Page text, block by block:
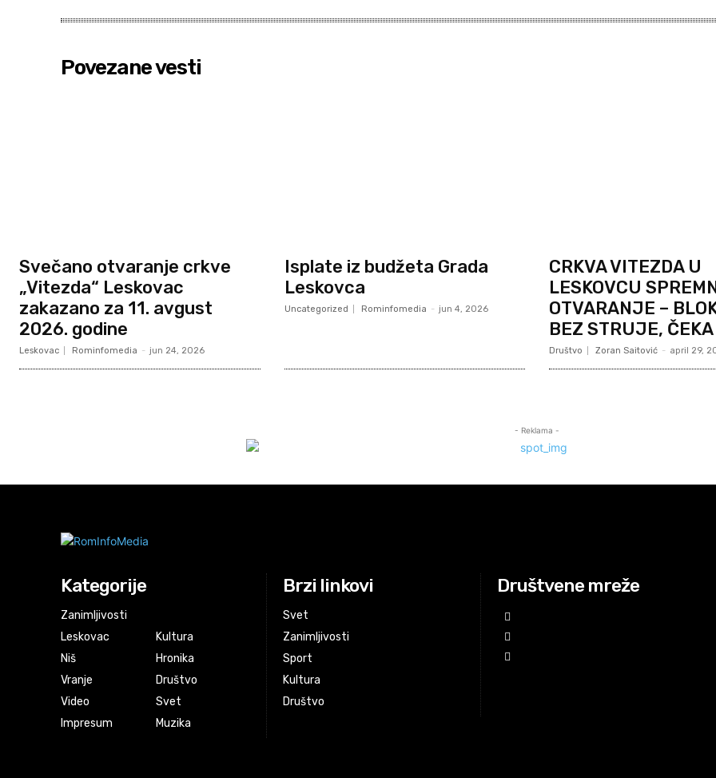
Povezane vesti
Svečano otvaranje crkve
„Vitezda“ Leskovac
zakazano za 11. avgust
2026. godine
Leskovac Rominfomedia - jun 24, 2026
Isplate iz budžeta Grada
Leskovca
Uncategorized Rominfomedia - jun 4, 2026
CRKVA VITEZDA U
LESKOVCU
OTVARANJE –
BEZ STRUJE, ČEKA
Društvo Zoran Saitović - april 29,
- Reklama -
Kategorije
Zanimljivosti
Leskovac
Niš
Vranje
Video
Impresum
Kultura
Hronika
Društvo
Svet
Muzika
Brzi linkovi
Svet
Zanimljivosti
Sport
Kultura
Društvo
Društvene mreže